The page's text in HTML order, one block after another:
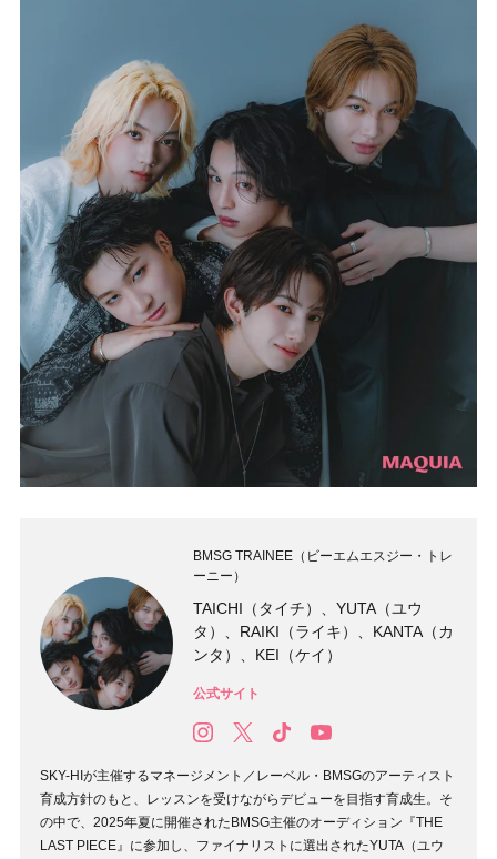
BMSG TRAINEE（ビーエムエスジー・トレ
ーニー）
TAICHI（タイチ）、YUTA（ユウ
タ）、RAIKI（ライキ）、KANTA（カ
ンタ）、KEI（ケイ）
公式サイト
SKY-HIが主催するマネージメント／レーベル・BMSGのアーティスト
育成方針のもと、レッスンを受けながらデビューを目指す育成生。そ
の中で、2025年夏に開催されたBMSG主催のオーディション『THE
LAST PIECE』に参加し、ファイナリストに選出されたYUTA（ユウ